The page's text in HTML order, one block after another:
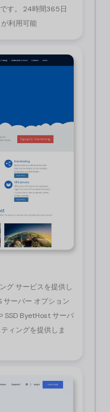
す。 24時間365日
利用可能
グ サービスを提供し
サーバー オプション
SSD ByetHost サーバ
ィングを提供しま